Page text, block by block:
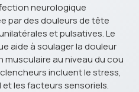
neurologique
par des douleurs de tête
et pulsatives. Le
aide à soulager la douleur
musculaire au niveau du cou
incluent le stress,
les facteurs sensoriels.